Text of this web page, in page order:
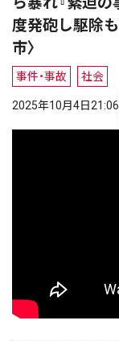
度発砲し駆除
市〉
事件・事故 社会
2025年10月4日21:06